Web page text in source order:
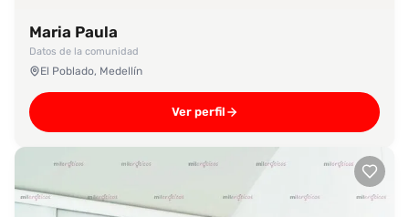
Maria Paula
Datos de la comunidad
El Poblado, Medellín
Ver perfil